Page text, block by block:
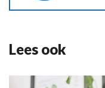
Lees ook